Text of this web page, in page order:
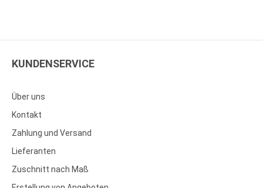
KUNDENSERVICE
Über uns
Kontakt
Zahlung und Versand
Lieferanten
Zuschnitt nach Maß